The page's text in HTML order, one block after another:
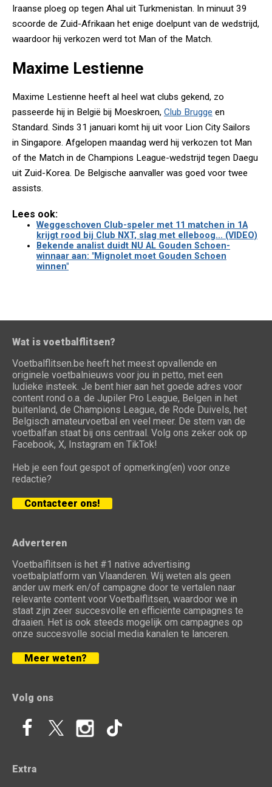
Iraanse ploeg op tegen Ahal uit Turkmenistan. In minuut 39
scoorde de Zuid-Afrikaan het enige doelpunt van de wedstrijd,
waardoor hij verkozen werd tot Man of the Match.
Maxime Lestienne
Maxime Lestienne heeft al heel wat clubs gekend, zo
passeerde hij in België bij Moeskroen, Club Brugge en
Standard. Sinds 31 januari komt hij uit voor Lion City Sailors
in Singapore. Afgelopen maandag werd hij verkozen tot Man
of the Match in de Champions League-wedstrijd tegen Daegu
uit Zuid-Korea. De Belgische aanvaller was goed voor twee
assists.
Lees ook:
Weggeschoven Club-speler met 11 matchen in 1A
krijgt rood bij Club NXT, slag met elleboog... (VIDEO)
Bekende analist duidt NU AL Gouden Schoen-
winnaar aan: "Mignolet moet Gouden Schoen
winnen"
Wat is voetbalflitsen?
Voetbalflitsen.be heeft het meest opvallende en
originele voetbalnieuws voor jou in petto, met een
ludieke insteek. Je bent hier aan het goede adres voor
content rond o.a. de Jupiler Pro League, Belgen in het
buitenland, de Champions League, de Rode Duivels, het
Belgisch amateurvoetbal en veel meer. De stem van de
voetbalfan staat bij ons centraal. Volg ons zeker ook op
Facebook, X, Instagram en TikTok!
Heb je een fout gespot of opmerking(en) voor onze
redactie?
Contacteer ons!
Adverteren
Voetbalflitsen is het #1 native advertising
voetbalplatform van Vlaanderen. Wij weten als geen
ander uw merk en/of campagne door te vertalen naar
relevante content voor Voetbalflitsen, waardoor we in
staat zijn zeer succesvolle en efficiënte campagnes te
draaien. Het is ook steeds mogelijk om campagnes op
onze succesvolle social media kanalen te lanceren.
Meer weten?
Volg ons
Extra